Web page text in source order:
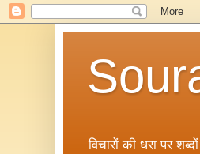
विचारों की धरा पर